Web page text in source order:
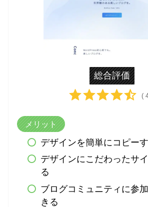
総合評価
(
メリット
デザインを簡単にコピー
デザインにこだわったサ
る
ブログコミュニティに参
きる